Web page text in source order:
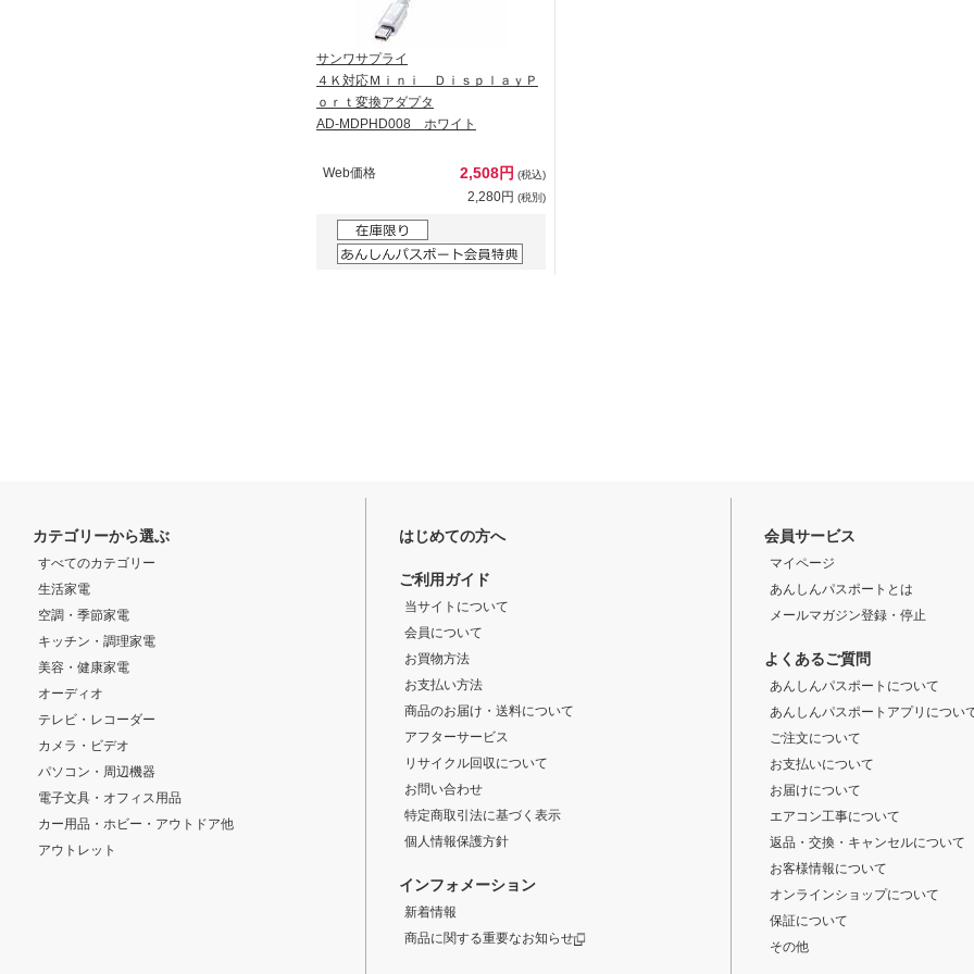
サンワサプライ
４Ｋ対応Ｍｉｎｉ ＤｉｓｐｌａｙＰ
ｏｒｔ変換アダプタ
AD-MDPHD008 ホワイト
Web価格 2,508円 (税込)
2,280円 (税別)
カテゴリーから選ぶ
すべてのカテゴリー
生活家電
空調・季節家電
キッチン・調理家電
美容・健康家電
オーディオ
テレビ・レコーダー
カメラ・ビデオ
パソコン・周辺機器
電子文具・オフィス用品
カー用品・ホビー・アウトドア他
アウトレット
はじめての方へ
ご利用ガイド
当サイトについて
会員について
お買物方法
お支払い方法
商品のお届け・送料について
アフターサービス
リサイクル回収について
お問い合わせ
特定商取引法に基づく表示
個人情報保護方針
インフォメーション
新着情報
商品に関する重要なお知らせ
会員サービス
マイページ
あんしんパスポートとは
メールマガジン登録・停止
よくあるご質問
あんしんパスポートについて
あんしんパスポートアプリについ
ご注文について
お支払いについて
お届けについて
エアコン工事について
返品・交換・キャンセルについて
お客様情報について
オンラインショップについて
保証について
その他